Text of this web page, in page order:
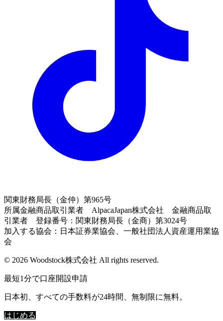
関東財務局長（金仲）第965号
所属金融商品取引業者 AlpacaJapan株式会社 金融商品取
引業者 登録番号：関東財務局長（金商）第3024号
加入する協会：日本証券業協会、一般社団法人資産運用業協
会
© 2026 Woodstock株式会社 All rights reserved.
最短1分で口座開設申請
日本初、すべての手数料が24時間、無制限に無料。
はじめる